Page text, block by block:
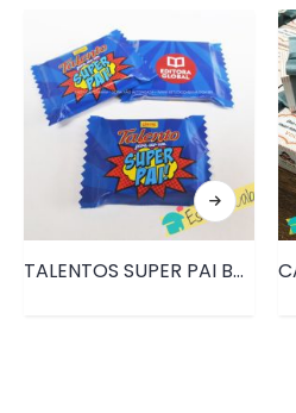
TALENTOS SUPER PAI BRINDE DIA DOS PAIS • PRD066